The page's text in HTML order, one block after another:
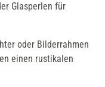
Glasperlen für
oder Bilderrahmen
einen rustikalen